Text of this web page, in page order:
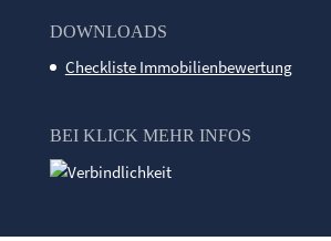
DOWNLOADS
Checkliste Immobilienbewertung
BEI KLICK MEHR INFOS